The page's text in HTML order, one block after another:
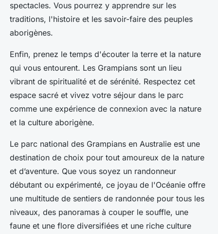
spectacles. Vous pourrez y apprendre sur les
traditions, l'histoire et les savoir-faire des peuples
aborigènes.
Enfin, prenez le temps d'écouter la terre et la nature
qui vous entourent. Les Grampians sont un lieu
vibrant de spiritualité et de sérénité. Respectez cet
espace sacré et vivez votre séjour dans le parc
comme une expérience de connexion avec la nature
et la culture aborigène.
Le parc national des Grampians en Australie est une
destination de choix pour tout amoureux de la nature
et d’aventure. Que vous soyez un randonneur
débutant ou expérimenté, ce joyau de l'Océanie offre
une multitude de sentiers de randonnée pour tous les
niveaux, des panoramas à couper le souffle, une
faune et une flore diversifiées et une riche culture